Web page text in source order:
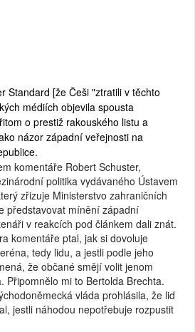
Standard [že Češi "ztratili v těchto
médiích objevila spousta
o prestiž rakouského listu a
názor západní veřejnosti na
komentáře Robert Schuster,
politika vydávaného Ústavem
zřizuje Ministerstvo zahraničních
představovat mínění západní
v reakcích pod článkem dali znát.
komentáře ptal, jak si dovoluje
tedy lidu, a jestli podle jeho
že občané smějí volit jenom
Připomnělo mi to Bertolda Brechta.
vláda prohlásila, že lid
jestli náhodou nepotřebuje rozpustit